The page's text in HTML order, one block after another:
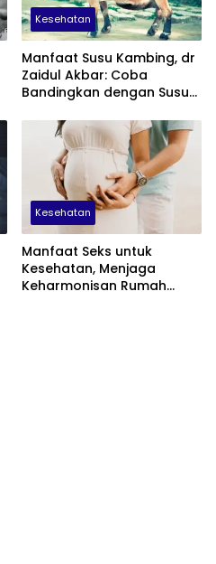
Kesehatan
Manfaat Susu Kambing, dr
Zaidul Akbar: Coba
Bandingkan dengan Susu
Kesehatan
Manfaat Seks untuk
Kesehatan, Menjaga
Keharmonisan Rumah